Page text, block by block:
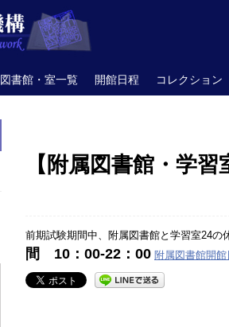
図書館・室一覧 開館日程 コレクション
【附属図書館・学
前期試験期間中、附属図書館と学習室24の
間 10：00-22：00 附属図書館開館